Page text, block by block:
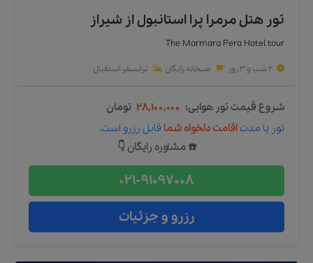
تور هتل مرمرا پرا استانبولاز شیراز
The Marmara Pera Hotel tour
2 شب و 3 روز صبحانه رایگان ترانسفر استقبال
شروع قیمت تور هوایی: ۲۸,۱۰۰,۰۰۰ تومان
تور با مدت اقامت دلخواه شما قابل رزرو است.
☎️ مشاوره رایگان 👇
021-91097008
رزرو و جزئیات